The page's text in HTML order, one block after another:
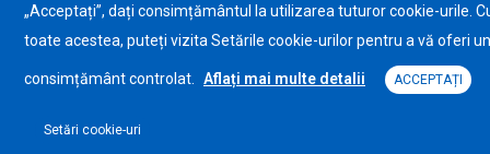
„Acceptați”, dați consimțământul la utilizarea tuturor cookie-urile.
toate acestea, puteți vizita Setările cookie-urilor pentru a vă oferi un
consimțământ controlat. Aflați mai multe detalii ACCEPTAȚI
Setări cookie-uri